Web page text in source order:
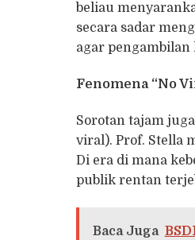
beliau
secara sadar
agar
Fenomena “No
Sorotan tajam
viral). Prof. Stella
Di era di mana
publik rentan
Baca Juga